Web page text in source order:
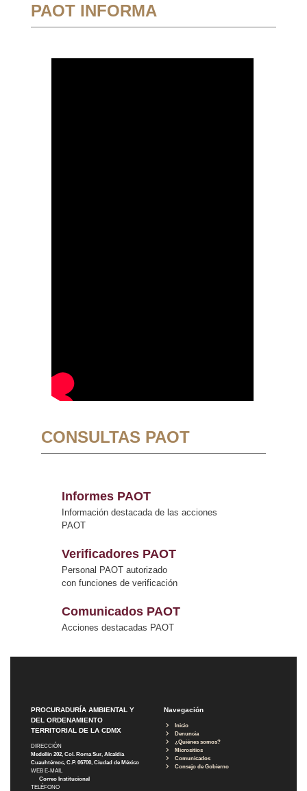
PAOT INFORMA
CONSULTAS PAOT
Informes PAOT
Información destacada de las acciones
PAOT
Verificadores PAOT
Personal PAOT autorizado
con funciones de verificación
Comunicados PAOT
Acciones destacadas PAOT
PROCURADURÍA AMBIENTAL Y
DEL ORDENAMIENTO
TERRITORIAL DE LA CDMX
DIRECCIÓN
Medellín 202, Col. Roma Sur, Alcaldía
Cuauhtémoc, C.P. 06700, Ciudad de México
WEB E-MAIL
Correo Institucional
TELÉFONO
Navegación
Inicio
Denuncia
¿Quiénes somos?
Micrositios
Comunicados
Consejo de Gobierno